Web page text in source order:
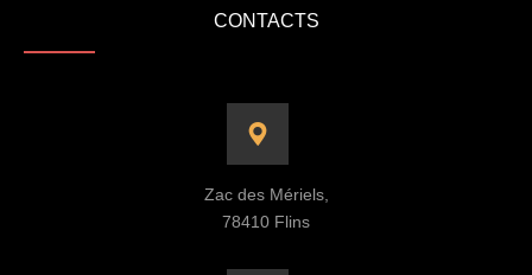
CONTACTS
Zac des Mériels,
78410 Flins